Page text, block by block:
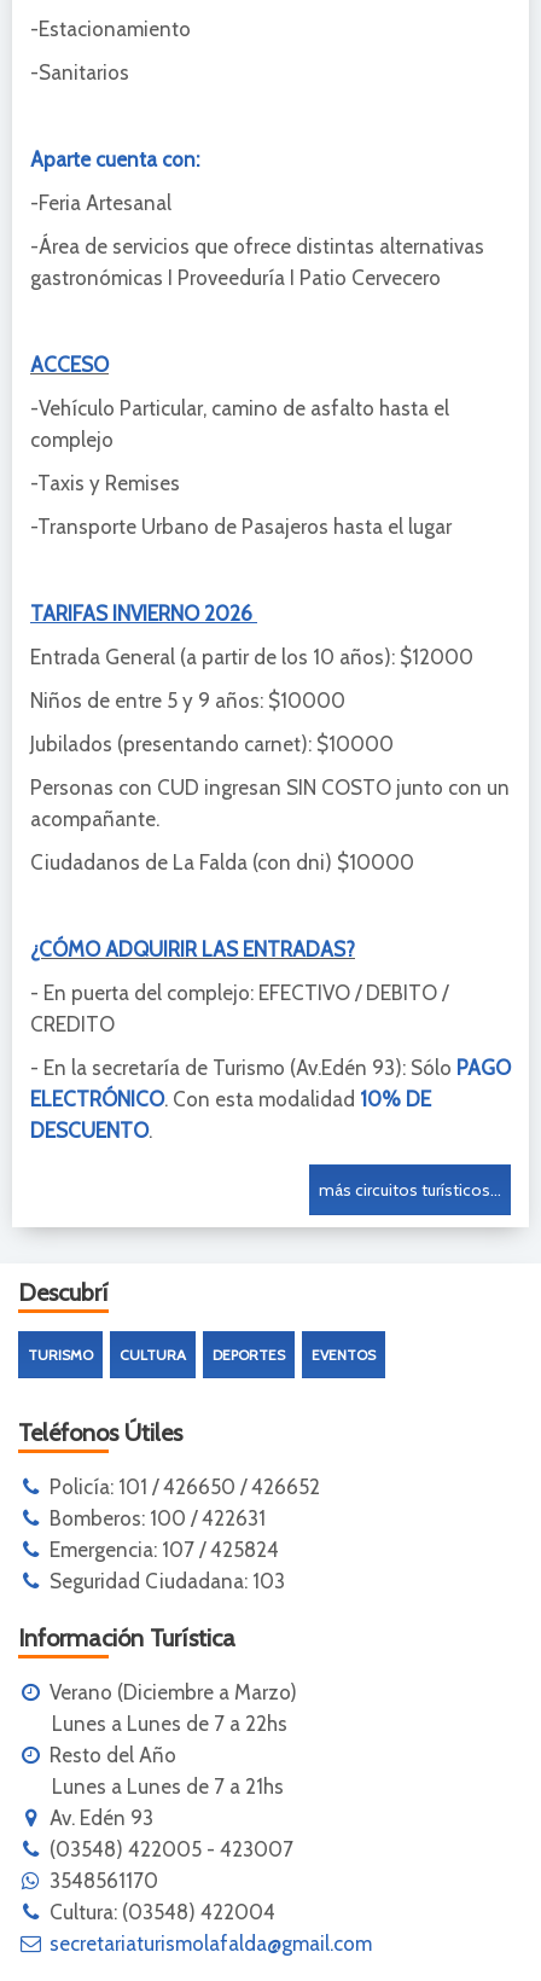
-Estacionamiento
-Sanitarios
Aparte cuenta con:
-Feria Artesanal
-Área de servicios que ofrece distintas alternativas
gastronómicas I Proveeduría I Patio Cervecero
ACCESO
-Vehículo Particular, camino de asfalto hasta el
complejo
-Taxis y Remises
-Transporte Urbano de Pasajeros hasta el lugar
TARIFAS INVIERNO 2026
Entrada General (a partir de los 10 años): $12000
Niños de entre 5 y 9 años: $10000
Jubilados (presentando carnet): $10000
Personas con CUD ingresan SIN COSTO junto con un
acompañante.
Ciudadanos de La Falda (con dni) $10000
¿CÓMO ADQUIRIR LAS ENTRADAS?
- En puerta del complejo: EFECTIVO / DEBITO /
CREDITO
- En la secretaría de Turismo (Av.Edén 93): Sólo PAGO
ELECTRÓNICO. Con esta modalidad 10% DE
DESCUENTO.
más circuitos turísticos...
Descubrí
TURISMO CULTURA DEPORTES EVENTOS
Teléfonos Útiles
Policía: 101 / 426650 / 426652
Bomberos: 100 / 422631
Emergencia: 107 / 425824
Seguridad Ciudadana: 103
Información Turística
Verano (Diciembre a Marzo)
Lunes a Lunes de 7 a 22hs
Resto del Año
Lunes a Lunes de 7 a 21hs
Av. Edén 93
(03548) 422005 - 423007
3548561170
Cultura: (03548) 422004
secretariaturismolafalda@gmail.com